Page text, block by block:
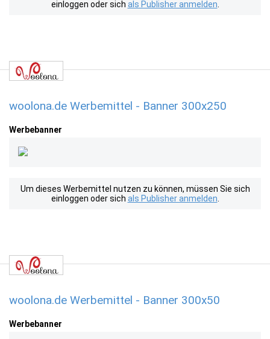
einloggen oder sich als Publisher anmelden
woolona.de Werbemittel - Banner 300x250
Werbebanner
Um dieses Werbemittel nutzen zu können, müssen Sie sich
einloggen oder sich als Publisher anmelden
woolona.de Werbemittel - Banner 300x50
Werbebanner